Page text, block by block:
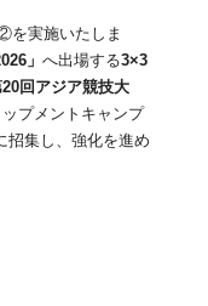
を実施いたしま
」 へ出場する3×3
20回アジア競技大
プメントキャンプ
招集し、強化を進め